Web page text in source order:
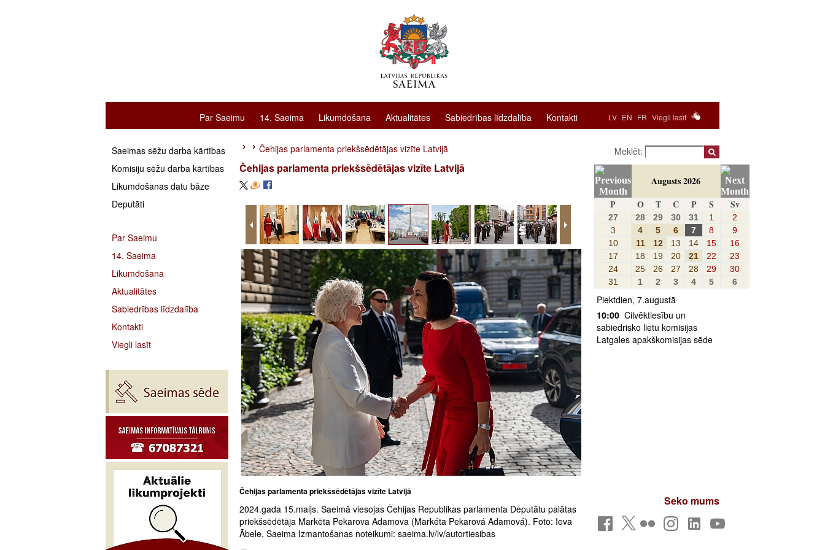
LV EN FR Viegli lasīt
Par Saeimu 14. Saeima Likumdošana Aktualitātes Sabiedrības līdzdalība Kontakti
Saeimas sēžu darba kārtības
Komisiju sēžu darba kārtības
Likumdošanas datu bāze
Deputāti
Par Saeimu
14. Saeima
Likumdošana
Aktualitātes
Sabiedrības līdzdalība
Kontakti
Viegli lasīt
Čehijas parlamenta priekšsēdētājas vizīte Latvijā
Čehijas parlamenta priekšsēdētājas vizīte Latvijā
Čehijas parlamenta priekšsēdētājas vizīte Latvijā
2024.gada 15.maijs. Saeimā viesojas Čehijas Republikas parlamenta Deputātu palātas
priekšsēdētāja Markēta Pekarova Adamova (Markéta Pekarová Adamová). Foto: Ieva
Ābele, Saeima Izmantošanas noteikumi: saeima.lv/lv/autortiesibas
Meklēt:
Augusts 2026
P
O T C P S Sv
27 28 29 30 31 1
2
3
4 5 6 7 8
9
10
11 12 13 14 15
16
17
18 19 20 21 22
23
24
25 26 27 28 29
30
31
1 2 3 4 5 6
Piektdien, 7.augustā
10:00 Cilvēktiesību un
sabiedrisko lietu komisijas
Latgales apakškomisijas sēde
Seko mums